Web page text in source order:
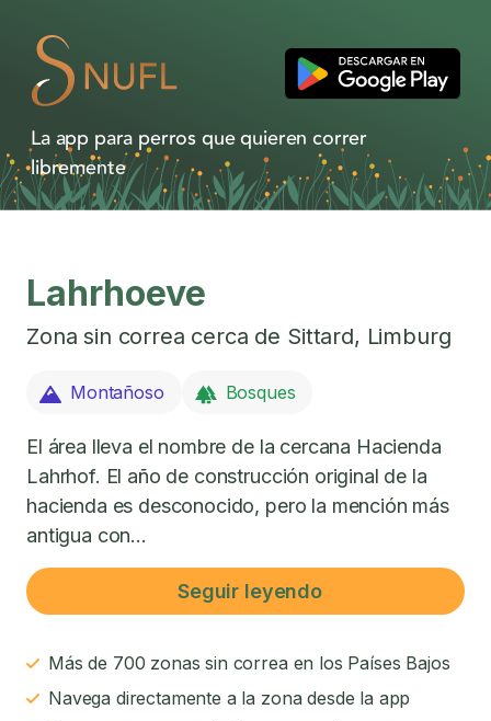
La app para perros que quieren correr
libremente
Lahrhoeve
Zona sin correa cerca de Sittard, Limburg
Montañoso Bosques
El área lleva el nombre de la cercana Hacienda
Lahrhof. El año de construcción original de la
hacienda es desconocido, pero la mención más
antigua con...
Seguir leyendo
Más de 700 zonas sin correa en los Países Bajos
Navega directamente a la zona desde la app